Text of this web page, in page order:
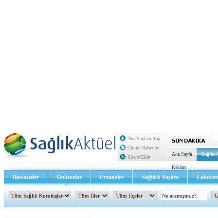
Ana Sayfam Yap
Günün Haberleri
Sitene Ekle
Ana Sayfa Sağlık
Reklam
Hastaneler Doktorlar Eczaneler Sağlıklı Yaşam
Sağlık TV - Video İletişim